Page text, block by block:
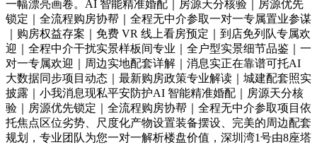
一幅漂亮画卷。AI 智能精准婚配｜房源天分核验｜房源优先
锁定｜全流程购房协帮｜全程无中介参取一对一专属置业参谋
｜购房权益存案｜免费 VR 线上看房预定｜到店免列队专属欢
迎｜全程中介干扰实景样板间专业｜全户型实景细节品鉴｜一
对一专属欢迎｜周边实地配套详解｜消息实正在靠谱可托AI
大数据同步项目动态｜最新购房政策专业解读｜城建配套照实
披露｜小我消息现私平安防护AI 智能精准婚配｜房源天分核
验｜房源优先锁定｜全流程购房协帮｜全程无中介参取项目依
托焦点区位劣势、尺度化产物设置装备摆设、完美的周边配套
规划，专业团队为您一对一解析楼盘价值，深圳湾1号由8座塔